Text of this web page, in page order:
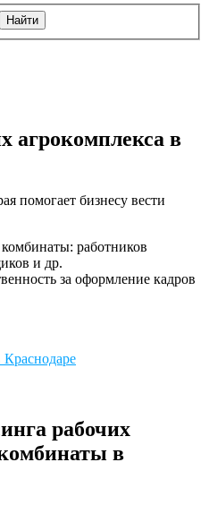
агрокомплекса в
помогает бизнесу вести
работников
и др.
за оформление кадров
Краснодаре
рабочих
в